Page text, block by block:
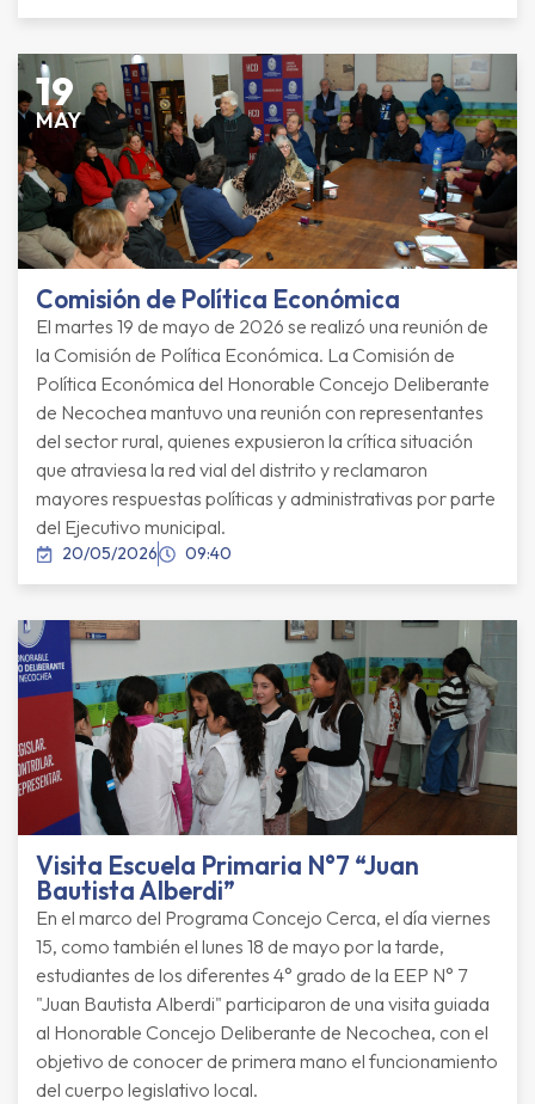
19
MAY
Comisión de Política Económica
El martes 19 de mayo de 2026 se realizó una reunión de
la Comisión de Política Económica. La Comisión de
Política Económica del Honorable Concejo Deliberante
de Necochea mantuvo una reunión con representantes
del sector rural, quienes expusieron la crítica situación
que atraviesa la red vial del distrito y reclamaron
mayores respuestas políticas y administrativas por parte
del Ejecutivo municipal.
20/05/2026 09:40
Visita Escuela Primaria N°7 “Juan
Bautista Alberdi”
En el marco del Programa Concejo Cerca, el día viernes
15, como también el lunes 18 de mayo por la tarde,
estudiantes de los diferentes 4° grado de la EEP N° 7
"Juan Bautista Alberdi" participaron de una visita guiada
al Honorable Concejo Deliberante de Necochea, con el
objetivo de conocer de primera mano el funcionamiento
del cuerpo legislativo local.